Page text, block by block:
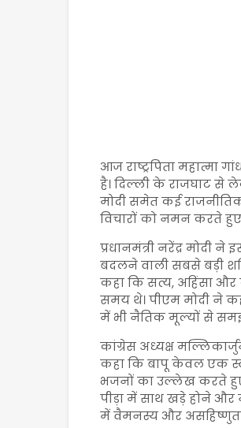
आज राष्ट्रपिता महात्मा
है। दिल्ली के राजघाट से
मोदी समेत कई
विचारों को नमन करते
प्रधानमंत्री नरेंद्र मोदी
बदलने वाली सबसे बड़ी
कहा कि सत्य, अहिंसा
समय थे। पीएम मोदी ने
में भी नैतिक मूल्यों से
कांग्रेस अध्यक्ष
कहा कि बापू केवल एक
भजनों का उल्लेख करते
पीड़ा में साथ खड़े होने
में वैमनस्य और असहिष्णुता